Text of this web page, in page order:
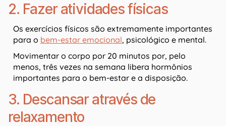
2. Fazer atividades físicas
Os exercícios físicos são extremamente importantes
para o bem-estar emocional, psicológico e mental.
Movimentar o corpo por 20 minutos por, pelo
menos, três vezes na semana libera hormônios
importantes para o bem-estar e a disposição.
3. Descansar através de
relaxamento